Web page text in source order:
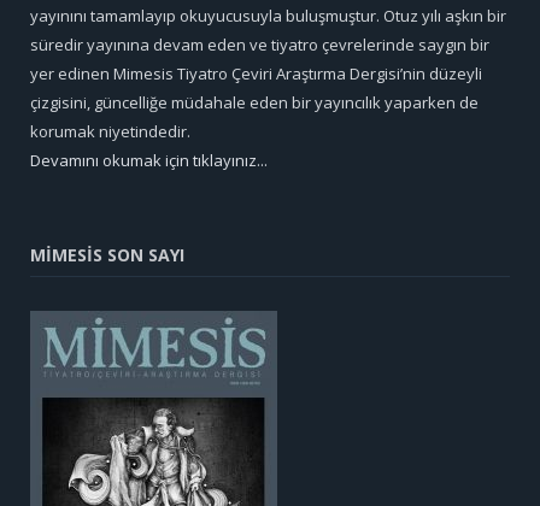
yayınını tamamlayıp okuyucusuyla buluşmuştur. Otuz yılı aşkın bir
süredir yayınına devam eden ve tiyatro çevrelerinde saygın bir
yer edinen Mimesis Tiyatro Çeviri Araştırma Dergisi’nin düzeyli
çizgisini, güncelliğe müdahale eden bir yayıncılık yaparken de
korumak niyetindedir.
Devamını okumak için tıklayınız...
MİMESİS SON SAYI